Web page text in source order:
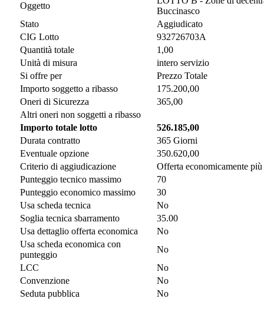
Oggetto
Buccinasco
Stato
Aggiudicato
CIG Lotto
932726703A
Quantità totale
1,00
Unità di misura
intero servizio
Si offre per
Prezzo Totale
Importo soggetto a ribasso
175.200,00
Oneri di Sicurezza
365,00
Altri oneri non soggetti a ribasso
Importo totale lotto
526.185,00
Durata contratto
365 Giorni
Eventuale opzione
350.620,00
Criterio di aggiudicazione
Offerta economicamente
Punteggio tecnico massimo
70
Punteggio economico massimo
30
Usa scheda tecnica
No
Soglia tecnica sbarramento
35.00
Usa dettaglio offerta economica
No
Usa scheda economica con
punteggio
No
LCC
No
Convenzione
No
Seduta pubblica
No